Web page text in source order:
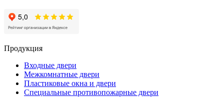
Продукция
Входные двери
Межкомнатные двери
Пластиковые окна и двери
Специальные противопожарные двери